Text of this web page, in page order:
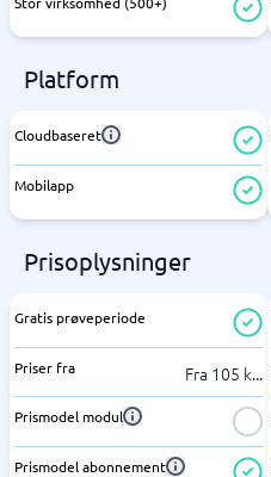
Platform
Cloudbaseret
Mobilapp
Prisoplysninger
Gratis prøveperiode
Priser fra Fra 105 k...
Prismodel modul
Prismodel abonnement